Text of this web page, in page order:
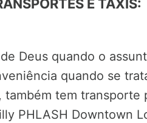
E TAXIS:
Deus quando o
quando se
também tem transporte
PHLASH Downtown